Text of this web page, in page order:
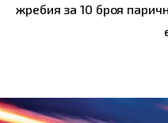
жребия за 10 броя